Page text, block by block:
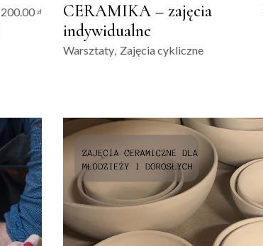
200.00 zł
CERAMIKA – zajęcia
indywidualne
Warsztaty Zajęcia cykliczne